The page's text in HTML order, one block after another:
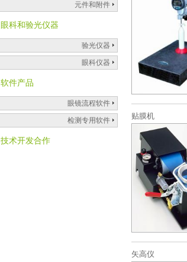
元件和附件
眼科和验光仪器
验光仪器
眼科仪器
软件产品
眼镜流程软件
检测专用软件
技术开发合作
贴膜机
矢高仪